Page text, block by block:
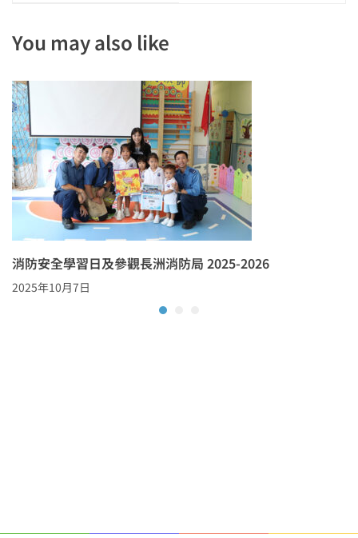
You may also like
消防安全學習日及參觀長洲消防局 2025-2026
2025年10月7日